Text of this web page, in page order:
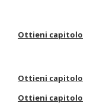
Ottieni capitolo
Ottieni capitolo
Ottieni capitolo